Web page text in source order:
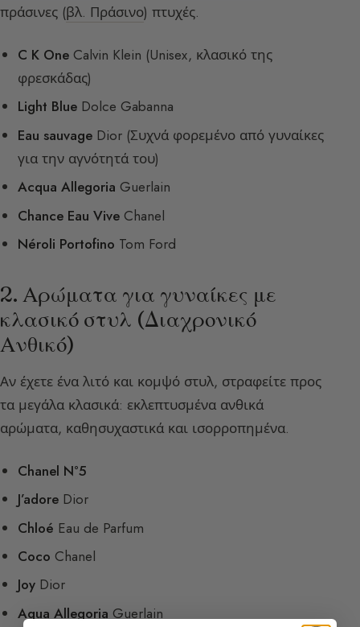
πράσινες (βλ. Πράσινο) πτυχές.
C K One Calvin Klein (Unisex, κλασικό της
φρεσκάδας)
Light Blue Dolce Gabanna
Eau sauvage Dior (Συχνά φορεμένο από γυναίκες
για την αγνότητά του)
Acqua Allegoria Guerlain
Chance Eau Vive Chanel
Néroli Portofino Tom Ford
2. Αρώματα για γυναίκες με
κλασικό στυλ (Διαχρονικό
Ανθικό)
Αν έχετε ένα λιτό και κομψό στυλ, στραφείτε προς
τα μεγάλα κλασικά: εκλεπτυσμένα ανθικά
αρώματα, καθησυχαστικά και ισορροπημένα.
Chanel N°5
J’adore Dior
Chloé Eau de Parfum
Coco Chanel
Joy Dior
Aqua Allegoria Guerlain